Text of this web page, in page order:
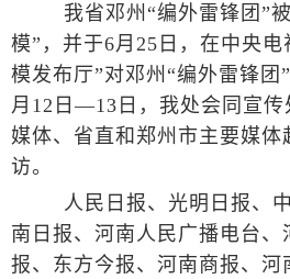
我省邓州“编外雷锋团”被
模”，并于6月25日，在中央
模发布厅”对邓州“编外雷锋团
月12日—13日，我处会同宣传
媒体、省直和郑州市主要媒体
访。
人民日报、光明日报、中
南日报、河南人民广播电台、
报、东方今报、河南商报、河